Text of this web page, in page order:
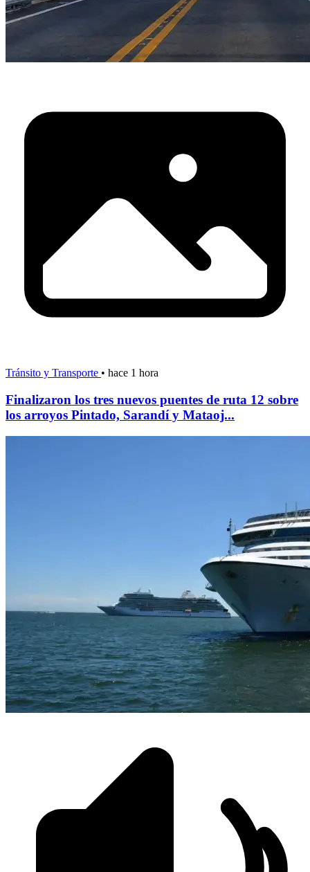
Tránsito y Transporte • hace 1 hora
Finalizaron los tres nuevos puentes de ruta 12 sobre
los arroyos Pintado, Sarandí y Mataoj...